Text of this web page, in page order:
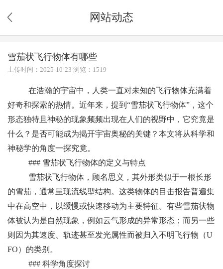
网站动态
雪茄状飞行物体有哪些
上传时间：2025-10-23 浏览：1519
在浩瀚的宇宙中，人类一直对未知的飞行物体充满着
好奇和探索的热情。近年来，提到“雪茄状飞行物体”，这个
形态独特且神秘的现象频频出现在人们的视野中，它究竟是
什么？是否可能成为揭开宇宙奥秘的关键？本文将从科学和
神秘学的角度一探究竟。
### 雪茄状飞行物体的定义与特点
雪茄状飞行物体，顾名思义，其外形类似于一根长形
的雪茄，通常呈现流线型结构。这类物体的目击报告普遍集
中在高空中，以缓慢或快速移动为主要特征。有些雪茄状物
体被认为是自然现象，例如云气形成的异常形态；而另一些
则因为其速度、轨迹甚至发光属性而被归入不明飞行物（U
FO）的类别。
### 科学角度探讨